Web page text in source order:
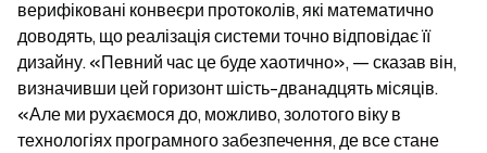
верифіковані конвеєри протоколів, які математично
доводять, що реалізація системи точно відповідає її
дизайну. «Певний час це буде хаотично», — сказав він,
визначивши цей горизонт шість–дванадцять місяців.
«Але ми рухаємося до, можливо, золотого віку в
технологіях програмного забезпечення, де все стане